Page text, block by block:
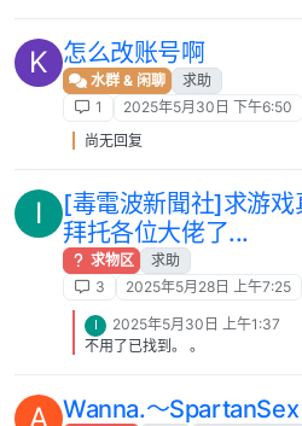
K 怎么改账号啊
水群 & 闲聊
求助
1
2025年5月30日 下午6:50
尚无回复
I
[毒電波新聞社]求游戏
拜托各位大佬了...
求物区
求助
3
2025年5月28日 上午7:25
2025年5月30日 上午1:37
不用了已找到。 。
A Wanna.～